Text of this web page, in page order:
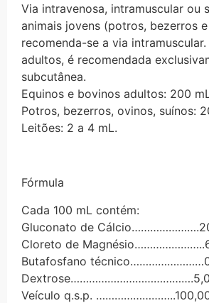
Via intravenosa, intramuscular ou
animais jovens (potros, bezerros
recomenda-se a via
adultos, é recomendada
subcutânea.
Equinos e bovinos adultos: 200
Potros, bezerros, ovinos, suínos:
Leitões: 2 a 4 mL.
Fórmula
Cada 100 mL contém:
Gluconato de
Cloreto de
Butafosfano
Veículo q.s.p.